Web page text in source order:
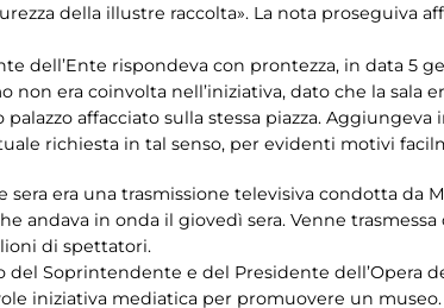
della illustre raccolta». La nota proseguiva
dell’Ente rispondeva con prontezza, in data 5
non era coinvolta nell’iniziativa, dato che la sala
palazzo affacciato sulla stessa piazza.
richiesta in tal senso, per evidenti motivi
sera era una trasmissione televisiva condotta da
andava in onda il giovedì sera. Venne
di spettatori.
del Soprintendente e del Presidente
iniziativa mediatica per promuovere un